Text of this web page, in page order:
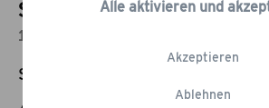
Spieße aus Bambus 23
130 Stück
Statt:
Ablehnen
Akzeptieren
Alle aktivieren und